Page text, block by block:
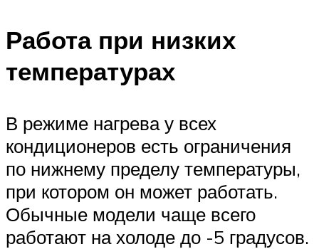
Работа при низких
температурах
В режиме нагрева у всех
кондиционеров есть ограничения
по нижнему пределу температуры,
при котором он может работать.
Обычные модели чаще всего
работают на холоде до -5 градусов.